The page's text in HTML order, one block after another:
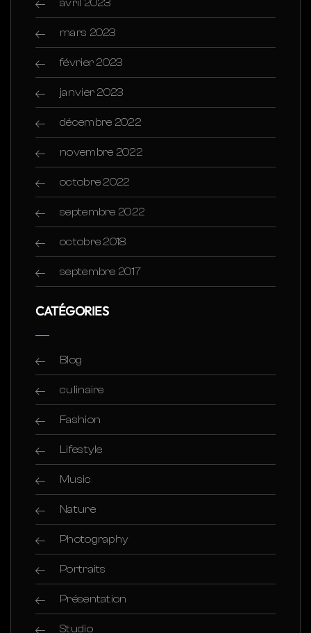
mars 2023
février 2023
janvier 2023
décembre 2022
novembre 2022
octobre 2022
septembre 2022
octobre 2018
septembre 2017
CATÉGORIES
Blog
culinaire
Fashion
Lifestyle
Music
Nature
Photography
Portraits
Présentation
Studio